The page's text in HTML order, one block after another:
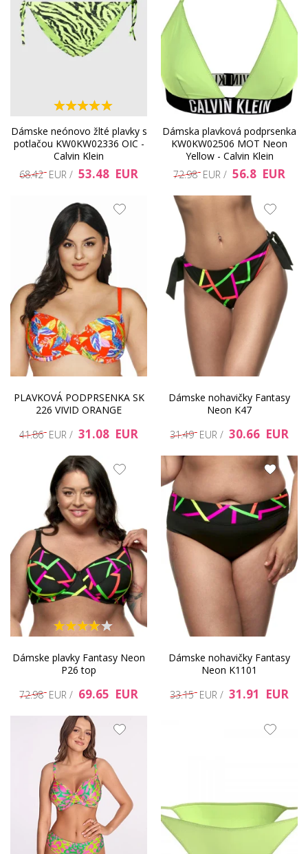
Dámske neónovo žlté plavky s
potlačou KW0KW02336 OIC -
Calvin Klein
68.42 EUR / 53.48 EUR
Dámska plavková podprsenka
KW0KW02506 MOT Neon
Yellow - Calvin Klein
72.98 EUR / 56.8 EUR
PLAVKOVÁ PODPRSENKA SK
226 VIVID ORANGE
41.86 EUR / 31.08 EUR
Dámske nohavičky Fantasy
Neon K47
31.49 EUR / 30.66 EUR
Dámske plavky Fantasy Neon
P26 top
72.98 EUR / 69.65 EUR
Dámske nohavičky Fantasy
Neon K1101
33.15 EUR / 31.91 EUR